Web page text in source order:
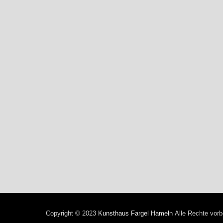
Copyright © 2023 Kunsthaus Fargel Hameln Alle Rechte